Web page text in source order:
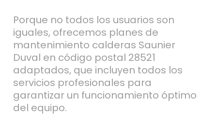
Porque no todos los usuarios son
iguales, ofrecemos planes de
mantenimiento calderas Saunier
Duval en código postal 28521
adaptados, que incluyen todos los
servicios profesionales para
garantizar un funcionamiento óptimo
del equipo.